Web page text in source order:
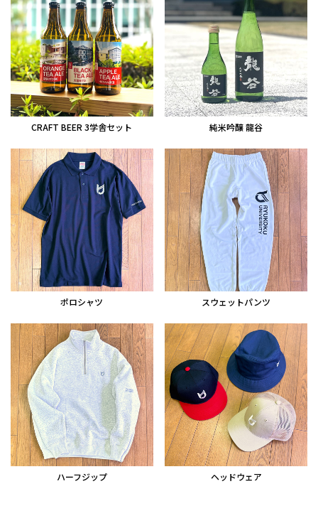
CRAFT BEER 3学舎セット 純米吟醸 龍谷
ポロシャツ スウェットパンツ
ハーフジップ ヘッドウェア